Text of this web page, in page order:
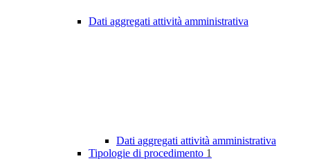
Dati aggregati attività amministrativa
Dati aggregati attività amministrativa
Tipologie di procedimento 1